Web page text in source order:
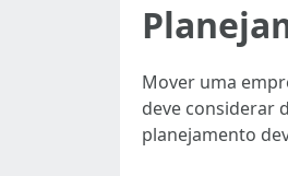
Mover uma
deve considerar
planejamento